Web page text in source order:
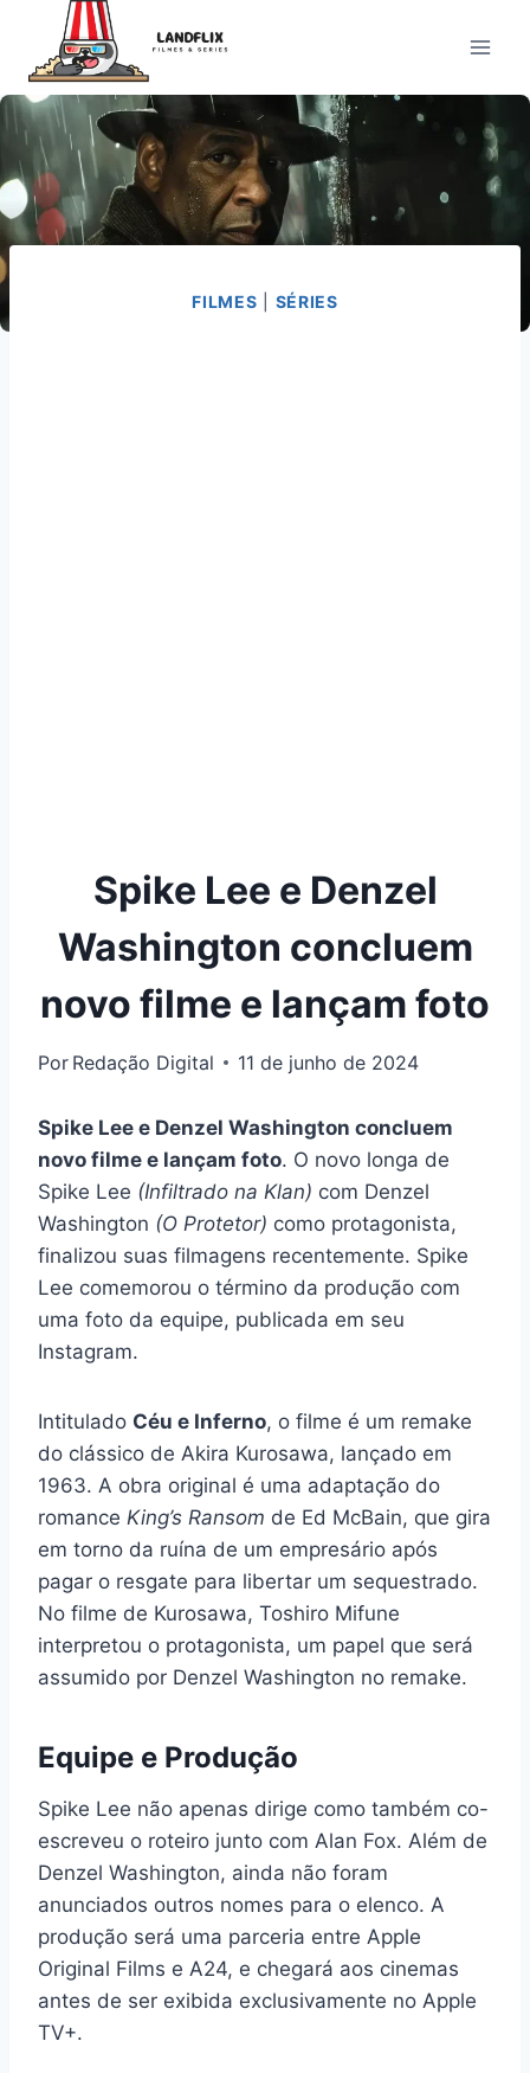
Conteúdo
FILMES SÉRIES
Spike Lee e Denzel
Washington concluem
novo filme e lançam foto
Por Redação Digital 11 de junho de 2024
Spike Lee e Denzel Washington concluem
novo filme e lançam foto. O novo longa de
Spike Lee (Infiltrado na Klan) com Denzel
Washington (O Protetor) como protagonista,
finalizou suas filmagens recentemente. Spike
Lee comemorou o término da produção com
uma foto da equipe, publicada em seu
Instagram.
Intitulado Céu e Inferno, o filme é um remake
do clássico de Akira Kurosawa, lançado em
1963. A obra original é uma adaptação do
romance King’s Ransom de Ed McBain, que gira
em torno da ruína de um empresário após
pagar o resgate para libertar um sequestrado.
No filme de Kurosawa, Toshiro Mifune
interpretou o protagonista, um papel que será
assumido por Denzel Washington no remake.
Equipe e Produção
Spike Lee não apenas dirige como também co-
escreveu o roteiro junto com Alan Fox. Além de
Denzel Washington, ainda não foram
anunciados outros nomes para o elenco. A
produção será uma parceria entre Apple
Original Films e A24, e chegará aos cinemas
antes de ser exibida exclusivamente no Apple
TV+.